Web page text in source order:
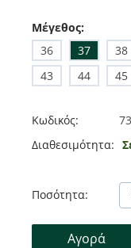
Μέγεθος:
36
37 38
43
44 45
Κωδικός:
Διαθεσιμότητα:
Ποσότητα:
Αγορά